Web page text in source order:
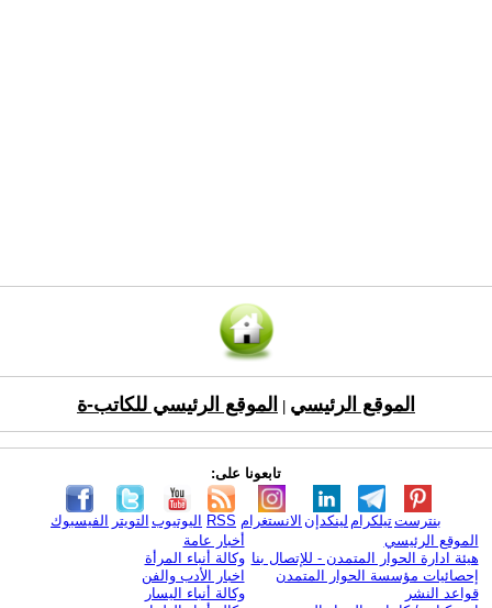
الموقع الرئيسي الموقع الرئيسي للكاتب-ة
تابعونا على:
الفيسبوك التويتر اليوتيوب RSS الانستغرام لينكدإن تيلكرامبنترست
الموقع الرئيسي
هيئة ادارة الحوار المتمدن - للإتصال بنا
إحصائيات مؤسسة الحوار المتمدن
قواعد النشر
أخبار عامة
وكالة أنباء المرأة
اخبار الأدب والفن
وكالة أنباء اليسار